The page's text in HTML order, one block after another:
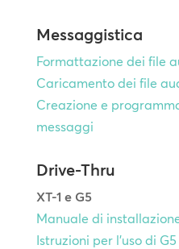
Messaggistica
Formattazione dei file
Caricamento dei file
Creazione e
messaggi
Drive-Thru
XT-1 e G5
Manuale di
Istruzioni per l'uso di G5